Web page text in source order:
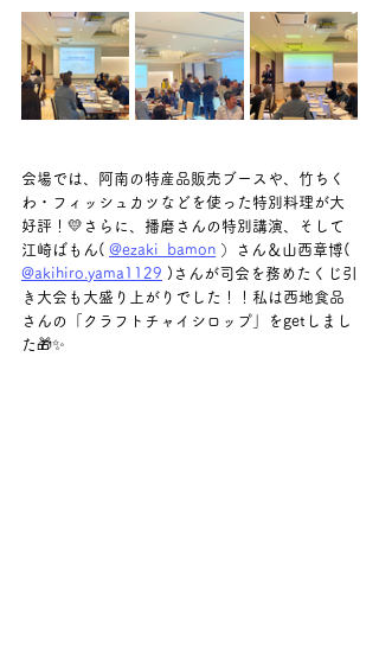
会場では、阿南の特産品販売ブースや、竹ちく
わ・フィッシュカツなどを使った特別料理が大
好評！💛さらに、播磨さんの特別講演、そして
江崎ばもん( @ezaki_bamon ）さん＆山西章博(
@akihiro.yama1129 )さんが司会を務めたくじ引
き大会も大盛り上がりでした！！私は西地食品
さんの「クラフトチャイシロップ」をgetしまし
た🎁✨